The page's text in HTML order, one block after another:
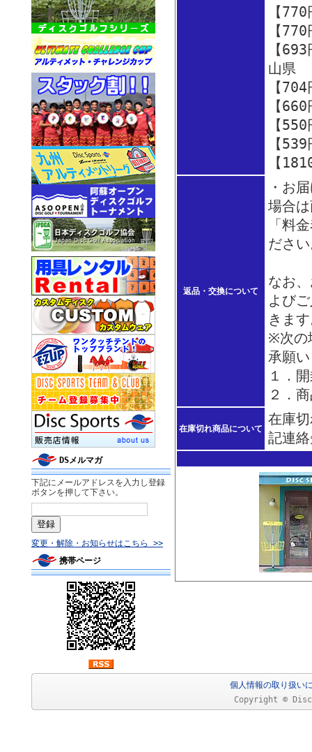
DSメルマガ
下記にメールアドレスを入力し登録
ボタンを押して下さい。
変更・解除・お知らせはこちら >>
携帯ページ
【
【
【
山県
【
【
【
【
【
返品・交換について
・お
場合
「料
ださ
なお
よび
きま
※次の
承願
１．
２．
在庫切れ商品について
在庫
記連
個人情報の取り扱い
Copyright ©